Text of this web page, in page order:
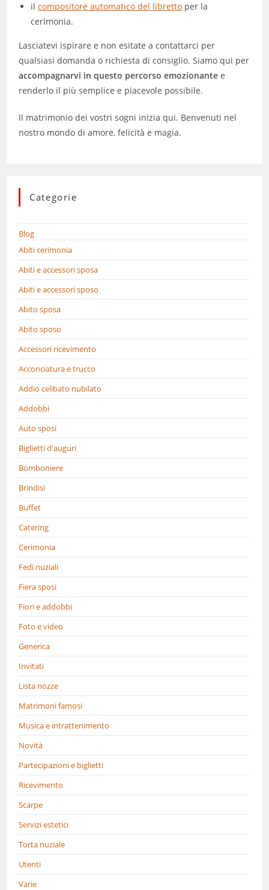
ilcompositore automatico del libretto per la
cerimonia.
Lasciatevi ispirare e non esitate a contattarci per
qualsiasi domanda o richiesta di consiglio. Siamo qui per
accompagnarvi in questo percorso emozionante e
renderlo il più semplice e piacevole possibile.
Il matrimonio dei vostri sogni inizia qui. Benvenuti nel
nostro mondo di amore, felicità e magia.
Categorie
Blog
Abiti cerimonia
Abiti e accessori sposa
Abiti e accessori sposo
Abito sposa
Abito sposo
Accessori ricevimento
Acconciatura e trucco
Addio celibato nubilato
Addobbi
Auto sposi
Biglietti d'auguri
Bomboniere
Brindisi
Buffet
Catering
Cerimonia
Fedi nuziali
Fiera sposi
Fiori e addobbi
Foto e video
Generica
Invitati
Lista nozze
Matrimoni famosi
Musica e intrattenimento
Novità
Partecipazioni e biglietti
Ricevimento
Scarpe
Servizi estetici
Torta nuziale
Utenti
Varie